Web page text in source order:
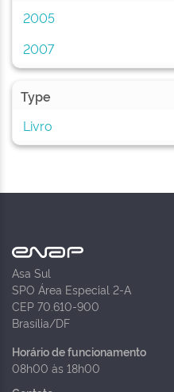
2005
2007
Type
Livro
Asa Sul
SPO Área Especial 2-A
CEP 70.610-900
Brasília/DF
Horário de funcionamento
08h00 às 18h00